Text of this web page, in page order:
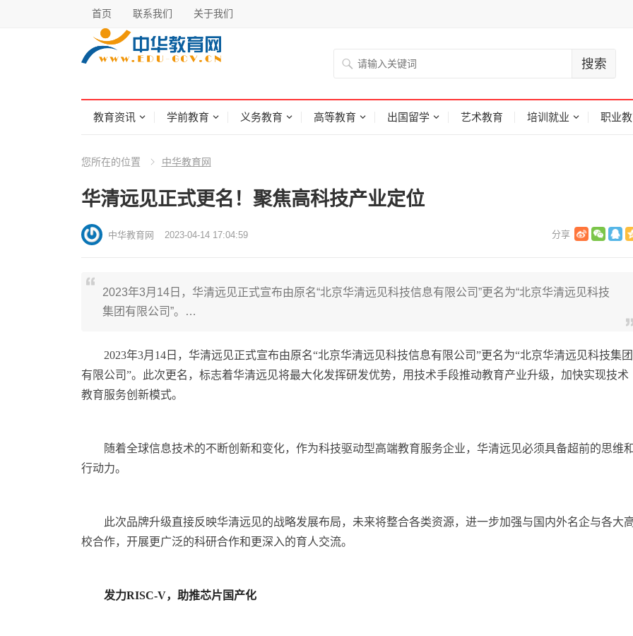
首页 联系我们 关于我们
教育资讯 学前教育 义务教育 高等教育 出国留学 艺术教育 培训就业 职业
您所在的位置 中华教育网
华清远见正式更名！聚焦高科技产业定位
中华教育网 2023-04-14 17:04:59
2023年3月14日，华清远见正式宣布由原名“北京华清远见科技信息有限公司”更名为“北京华清远见科技
集团有限公司”。…
2023年3月14日，华清远见正式宣布由原名“北京华清远见科技信息有限公司”更名为“北京华清远见科技集团
有限公司”。此次更名，标志着华清远见将最大化发挥研发优势，用技术手段推动教育产业升级，加快实现技术
教育服务创新模式。
随着全球信息技术的不断创新和变化，作为科技驱动型高端教育服务企业，华清远见必须具备超前的思维
行动力。
此次品牌升级直接反映华清远见的战略发展布局，未来将整合各类资源，进一步加强与国内外名企与各大
校合作，开展更广泛的科研合作和更深入的育人交流。
发力RISC-V，助推芯片国产化